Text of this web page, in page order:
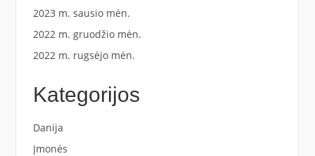
2023 m. sausio mėn.
2022 m. gruodžio mėn.
2022 m. rugsėjo mėn.
Kategorijos
Danija
Įmonės